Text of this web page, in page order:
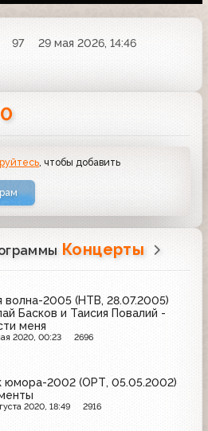
97
29 мая 2026, 14:46
0
, чтобы добавить
Концерты
волна-2005 (НТВ, 28.07.2005)
Басков и Таисия Повалий -
меня
2020, 00:23 2696
юмора-2002 (ОРТ, 05.05.2002)
2020, 18:49 2916